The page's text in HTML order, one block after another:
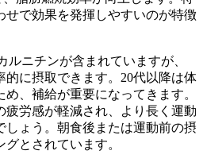
せで効果を発揮しやすいのが特徴
ルニチンが含まれていますが、
に摂取できます。 20代以降は体
め、補給が重要になってきます。
疲労感が軽減され、より長く運動
しょう。朝食後または運動前の摂
とされています。